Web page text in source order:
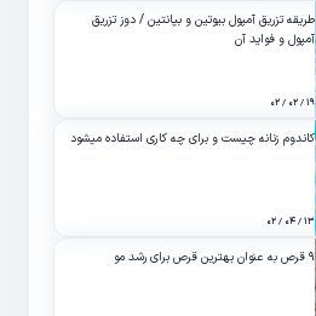
طریقه تزریق آمپول بیوتین و بپانتین / دوز تزریق
آمپول و فواید آن
۱۹ / ۰۲ / ۰۲
کاندوم زنانه چیست و برای چه کاری استفاده میشود
۱۳ / ۰۴ / ۰۲
۹ قرص به عنوان بهترین قرص برای رشد مو